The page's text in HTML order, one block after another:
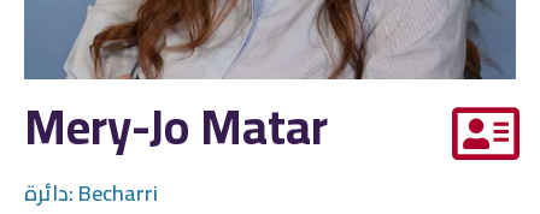
Mery-Jo Matar
دائرة:Becharri